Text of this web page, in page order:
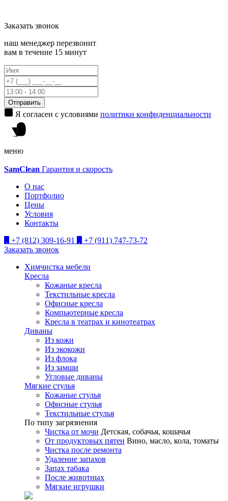
Заказать звонок
наш менеджер перезвонит
вам в течение 15 минут
Отправить
Я согласен с условиями политики конфиденциальности
меню
SamClean Гарантия и скорость
О нас
Портфолио
Цены
Условия
Контакты
+7 (812) 309-16-91
+7 (911) 747-73-72
Заказать звонок
Химчистка мебели
Кресла
Кожаные кресла
Текстильные кресла
Офисные кресла
Компьютерные кресла
Кресла в театрах и кинотеатрах
Диваны
Из кожи
Из экокожи
Из флока
Из замши
Угловые диваны
Мягкие стулья
Кожаные стулья
Офисные стулья
Текстильные стулья
По типу загрязнения
Чистка от мочи Детская, собачья, кошачья
От продуктовых пятен Вино, масло, кола, томаты
Чистка после ремонта
Удаление запахов
Запах табака
После животных
Мягкие игрушки